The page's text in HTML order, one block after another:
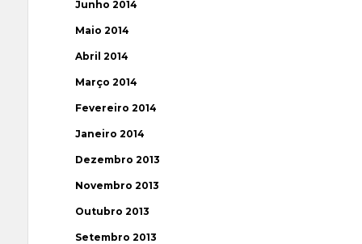
Junho 2014
Maio 2014
Abril 2014
Março 2014
Fevereiro 2014
Janeiro 2014
Dezembro 2013
Novembro 2013
Outubro 2013
Setembro 2013